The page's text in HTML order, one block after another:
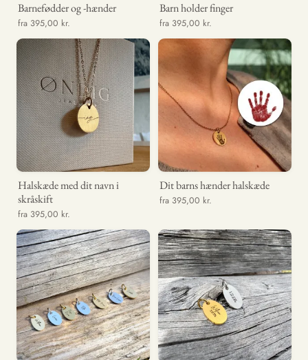
Barnefødder og -hænder
fra 395,00 kr.
Barn holder finger
fra 395,00 kr.
Halskæde med dit navn i
skråskift
fra 395,00 kr.
Dit barns hænder halskæde
fra 395,00 kr.